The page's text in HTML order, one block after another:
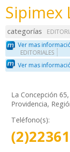
Sipimex
categorías
Ver mas
EDITORIALES
Ver mas
La Concepción
Providencia,
Teléfono(s):